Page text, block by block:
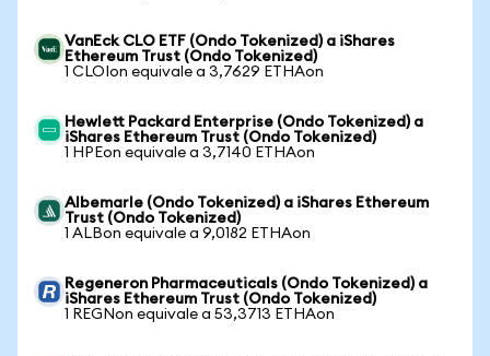
VanEck CLO ETF (Ondo Tokenized) a iShares
Ethereum Trust (Ondo Tokenized)
1 CLOIon equivale a 3,7629 ETHAon
Hewlett Packard Enterprise (Ondo Tokenized) a
iShares Ethereum Trust (Ondo Tokenized)
1 HPEon equivale a 3,7140 ETHAon
Albemarle (Ondo Tokenized) a iShares Ethereum
Trust (Ondo Tokenized)
1 ALBon equivale a 9,0182 ETHAon
Regeneron Pharmaceuticals (Ondo Tokenized) a
iShares Ethereum Trust (Ondo Tokenized)
1 REGNon equivale a 53,3713 ETHAon